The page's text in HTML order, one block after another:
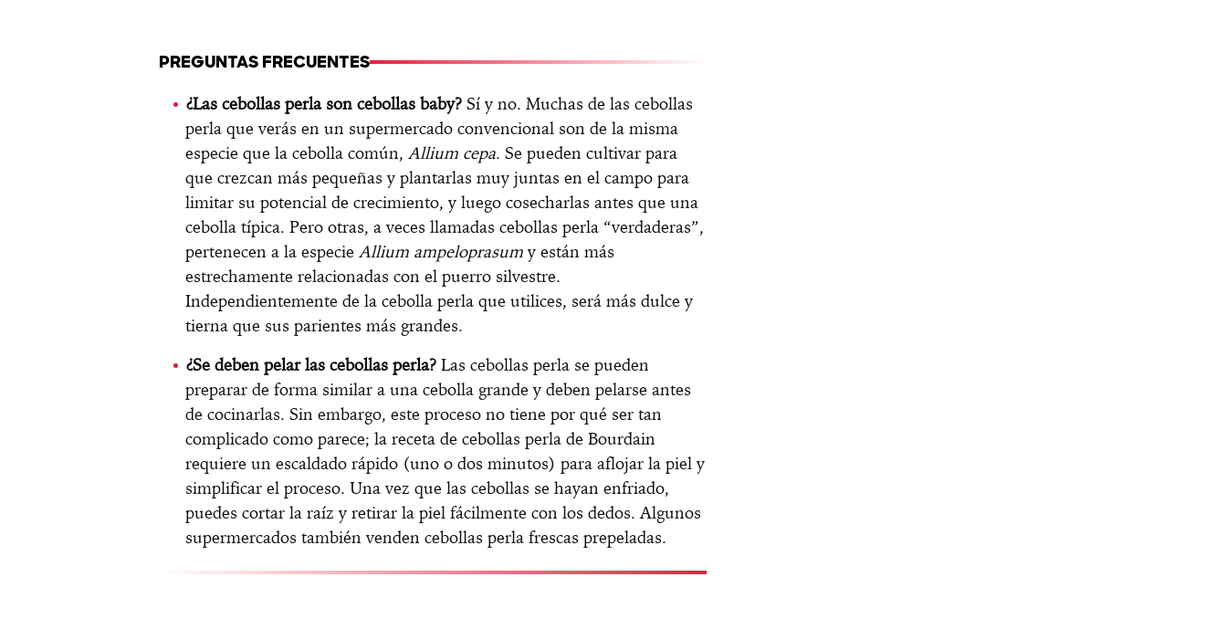
PREGUNTAS FRECUENTES
¿Las cebollas perla son cebollas baby? Sí y no. Muchas de las cebollas
perla que verás en un supermercado convencional son de la misma
especie que la cebolla común, Allium cepa. Se pueden cultivar para
que crezcan más pequeñas y plantarlas muy juntas en el campo para
limitar su potencial de crecimiento, y luego cosecharlas antes que una
cebolla típica. Pero otras, a veces llamadas cebollas perla “verdaderas”,
pertenecen a la especie Allium ampeloprasum y están más
estrechamente relacionadas con el puerro silvestre.
Independientemente de la cebolla perla que utilices, será más dulce y
tierna que sus parientes más grandes.
¿Se deben pelar las cebollas perla? Las cebollas perla se pueden
preparar de forma similar a una cebolla grande y deben pelarse antes
de cocinarlas. Sin embargo, este proceso no tiene por qué ser tan
complicado como parece; la receta de cebollas perla de Bourdain
requiere un escaldado rápido (uno o dos minutos) para aflojar la piel y
simplificar el proceso. Una vez que las cebollas se hayan enfriado,
puedes cortar la raíz y retirar la piel fácilmente con los dedos. Algunos
supermercados también venden cebollas perla frescas prepeladas.